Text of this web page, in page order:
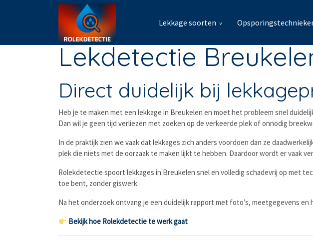
Lekkage soorten
Lekdetectie
Direct duidelijk bij
Heb je te maken met een lekkage in Breukelen en moet het probleem snel
Dan wil je geen tijd verliezen met zoeken op de verkeerde plek of onnodig
In de praktijk zien we vaak dat lekkages zich anders voordoen dan ze
plek die niets met de oorzaak te maken lijkt te hebben. Daardoor wordt er vaak
Rolekdetectie spoort lekkages in Breukelen snel en volledig schadevrij op met
toe bent, zonder giswerk.
Na het onderzoek ontvang je een duidelijk rapport met foto’s, meetgegevens
Bekijk hoe Rolekdetectie te werk gaat